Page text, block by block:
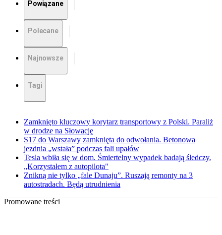
Powiązane
Polecane
Najnowsze
Tagi
Zamknięto kluczowy korytarz transportowy z Polski. Paraliż
w drodze na Słowację
S17 do Warszawy zamknięta do odwołania. Betonowa
jezdnia „wstała” podczas fali upałów
Tesla wbiła się w dom. Śmiertelny wypadek badają śledczy.
„Korzystałem z autopilota"
Znikną nie tylko „fale Dunaju”. Ruszają remonty na 3
autostradach. Będą utrudnienia
Promowane treści